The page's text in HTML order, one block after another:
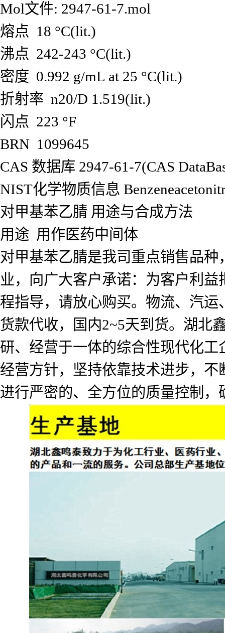
Mol文件: 2947-61-7.mol
熔点 18 °C(lit.)
沸点 242-243 °C(lit.)
密度 0.992 g/mL at 25 °C(lit.)
折射率 n20/D 1.519(lit.)
闪点 223 °F
BRN 1099645
CAS 数据库 2947-61-7(CAS
NIST化学物质信息
对甲基苯乙腈 用途与合成方法
用途 用作医药中间体
对甲基苯乙腈是我司重点销售品
业，向广大客户承诺：为客户利
程指导，请放心购买。物流、汽
货款代收，国内2~5天到货。湖北
研、经营于一体的综合性现代化
经营方针，坚持依靠技术进步，
进行严密的、全方位的质量控制